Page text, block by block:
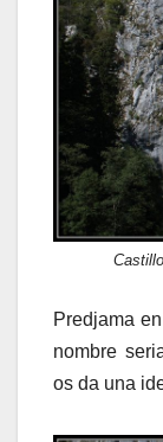
Predjama
nombre
os da una